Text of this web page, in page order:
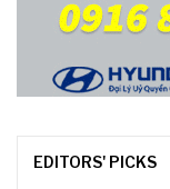
EDITORS' PICKS